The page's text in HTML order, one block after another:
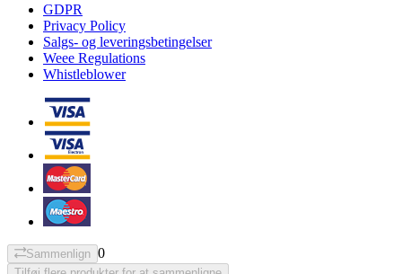
GDPR
Privacy Policy
Salgs- og leveringsbetingelser
Weee Regulations
Whistleblower
Sammenlign 0